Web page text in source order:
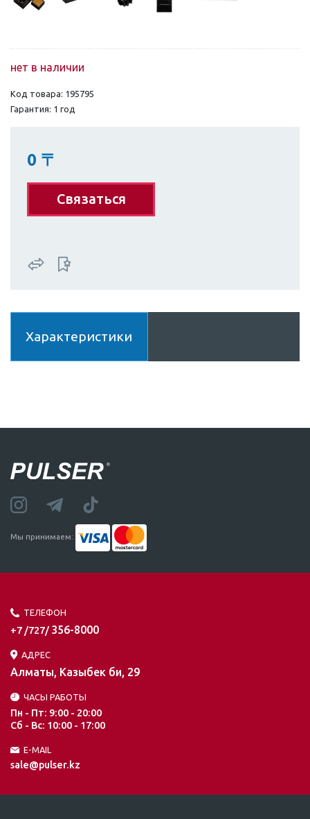
нет в наличии
Код товара: 195795
Гарантия: 1 год
0 〒
Связаться
Характеристики
Мы принимаем:
ТЕЛЕФОН
+7 /727/ 356-8000
АДРЕС
Алматы, Казыбек би, 29
ЧАСЫ РАБОТЫ
Пн - Пт: 9:00 - 20:00
Сб - Вс: 10:00 - 17:00
E-MAIL
sale@pulser.kz